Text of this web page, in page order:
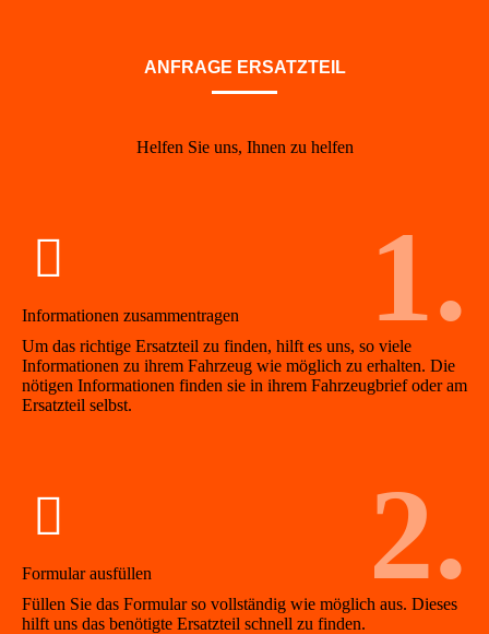
ANFRAGE ERSATZTEIL
Helfen Sie uns, Ihnen zu helfen
1.
Informationen zusammentragen
Um das richtige Ersatzteil zu finden, hilft es uns, so viele
Informationen zu ihrem Fahrzeug wie möglich zu erhalten. Die
nötigen Informationen finden sie in ihrem Fahrzeugbrief oder am
Ersatzteil selbst.
2.
Formular ausfüllen
Füllen Sie das Formular so vollständig wie möglich aus. Dieses
hilft uns das benötigte Ersatzteil schnell zu finden.